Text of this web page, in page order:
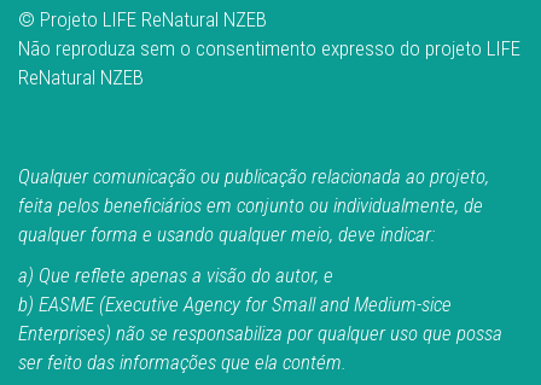
© Projeto LIFE ReNatural NZEB
Não reproduza sem o consentimento expresso do projeto LIFE
ReNatural NZEB
Qualquer comunicação ou publicação relacionada ao projeto,
feita pelos beneficiários em conjunto ou individualmente, de
qualquer forma e usando qualquer meio, deve indicar:
a) Que reflete apenas a visão do autor, e
b) EASME (Executive Agency for Small and Medium-sice
Enterprises) não se responsabiliza por qualquer uso que possa
ser feito das informações que ela contém.